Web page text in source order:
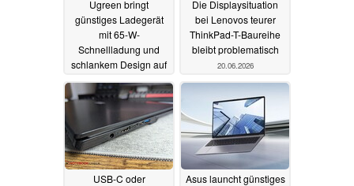
Ugreen bringt
günstiges Ladegerät
mit 65-W-
Schnellladung und
schlankem Design auf
20.06.2026
Die Displaysituation
bei Lenovos teurer
ThinkPad-T-Baureihe
bleibt problematisch
20.06.2026
USB-C oder
Asus launcht günstiges